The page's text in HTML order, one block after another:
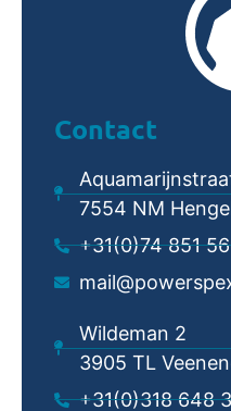
Contact
7554 NM
+31(0)74 851
Wildeman 2
3905 TL
+31(0)318 648